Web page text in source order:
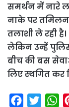
समर्थन में नारे
नाके पर
तलाशी ले रही
लेकिन उन्हें
बीच की बस
लिए स्थगित कर
W